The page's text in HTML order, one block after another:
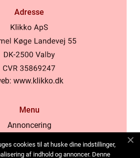
Adresse
www.klikko.dk
Menu
Annoncering
Cookies
cookies til at huske dine indstillinger,
af indhold og annoncer. Denne